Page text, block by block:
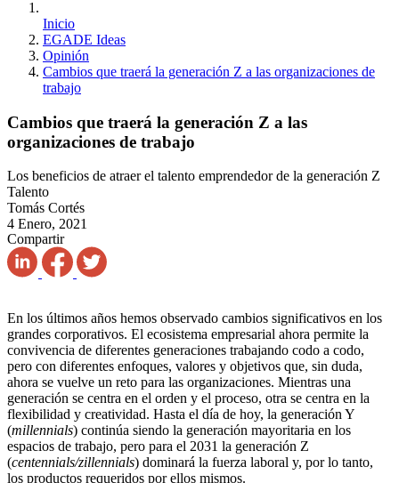
Inicio
EGADE Ideas
Opinión
Cambios que traerá la generación Z a las organizaciones de
trabajo
Cambios que traerá la generación Z a las
organizaciones de trabajo
Los beneficios de atraer el talento emprendedor de la generación Z
Talento
Tomás Cortés
4 Enero, 2021
Compartir
En los últimos años hemos observado cambios significativos en los
grandes corporativos. El ecosistema empresarial ahora permite la
convivencia de diferentes generaciones trabajando codo a codo,
pero con diferentes enfoques, valores y objetivos que, sin duda,
ahora se vuelve un reto para las organizaciones. Mientras una
generación se centra en el orden y el proceso, otra se centra en la
flexibilidad y creatividad. Hasta el día de hoy, la generación Y
(millennials) continúa siendo la generación mayoritaria en los
espacios de trabajo, pero para el 2031 la generación Z
(centennials/zillennials) dominará la fuerza laboral y, por lo tanto,
los productos requeridos por ellos mismos.